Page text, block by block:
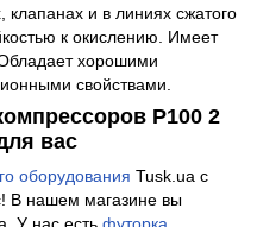
и в линиях сжатого
к окислению. Имеет
хорошими
свойствами.
P100 2
вас
оборудования Tusk.ua с
В нашем магазине вы